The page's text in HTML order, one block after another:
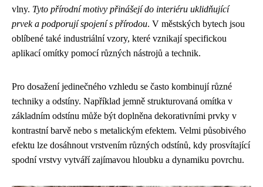
vlny. Tyto přírodní motivy přinášejí do interiéru uklidňující
prvek a podporují spojení s přírodou. V městských bytech jsou
oblíbené také industriální vzory, které vznikají specifickou
aplikací omítky pomocí různých nástrojů a technik.
Pro dosažení jedinečného vzhledu se často kombinují různé
techniky a odstíny. Například jemně strukturovaná omítka v
základním odstínu může být doplněna dekorativními prvky v
kontrastní barvě nebo s metalickým efektem. Velmi působivého
efektu lze dosáhnout vrstvením různých odstínů, kdy prosvítající
spodní vrstvy vytváří zajímavou hloubku a dynamiku povrchu.